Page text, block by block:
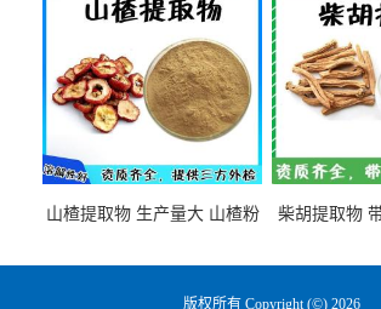
山楂提取物 生产量大 山楂粉 柴胡提取物
版权所有 Copyright (©) 2026